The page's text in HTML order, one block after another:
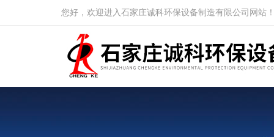
您好，欢迎进入石家庄诚科环保设备制造有限公司网站